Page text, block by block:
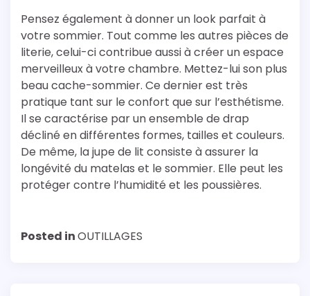
Pensez également à donner un look parfait à
votre sommier. Tout comme les autres pièces de
literie, celui-ci contribue aussi à créer un espace
merveilleux à votre chambre. Mettez-lui son plus
beau cache-sommier. Ce dernier est très
pratique tant sur le confort que sur l’esthétisme.
Il se caractérise par un ensemble de drap
décliné en différentes formes, tailles et couleurs.
De même, la jupe de lit consiste à assurer la
longévité du matelas et le sommier. Elle peut les
protéger contre l’humidité et les poussières.
Posted inOUTILLAGES